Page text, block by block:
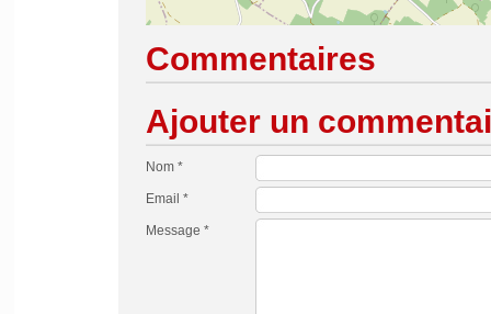
Commentaires
Ajouter un
Nom *
Email *
Message *